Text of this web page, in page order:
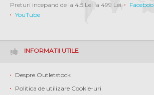
Preturi incepand de la 4.5 Lei la 499 Lei.
YouTube
INFORMATII UTILE
Despre Outletstock
Politica de utilizare Cookie-uri